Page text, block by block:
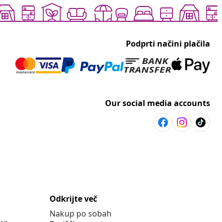
Podprti načini plačila
Our social media accounts
Odkrijte več
Nakup po sobah